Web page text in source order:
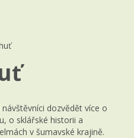
dozvědět více o
o sklářské historii a
v šumavské krajině.